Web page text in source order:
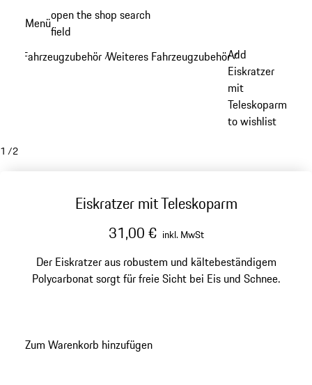
Hauptinhalt
Menüopen the shop search
field
Fahrzeugzubehör /Weiteres Fahrzeugzubehör/
Add
Eiskratzer
mit
Teleskoparm
to wishlist
1 /2
Eiskratzer mit Teleskoparm
31,00 € inkl. MwSt
Der Eiskratzer aus robustem und kältebeständigem
Polycarbonat sorgt für freie Sicht bei Eis und Schnee.
Zum Warenkorb hinzufügen